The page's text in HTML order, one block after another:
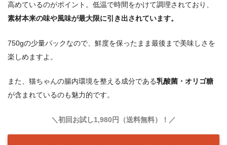
コンボ
高めているのがポイント。低温で時間をかけて調理されており、
素材本来の味や風味が最大限に引き出されています。
750gの少量パックなので、鮮度を保ったまま最後まで美味しさを
楽しめますよ。
また、猫ちゃんの腸内環境を整える成分である乳酸菌・オリゴ糖
が含まれているのも魅力的です。
＼初回お試し1,980円（送料無料）！／